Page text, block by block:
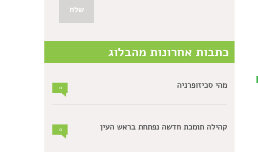
כתבות אחרונות מהבלוג
מהי סכיזופרניה 0
קהילה תומכת חדשה נפתחת בראש העין 0